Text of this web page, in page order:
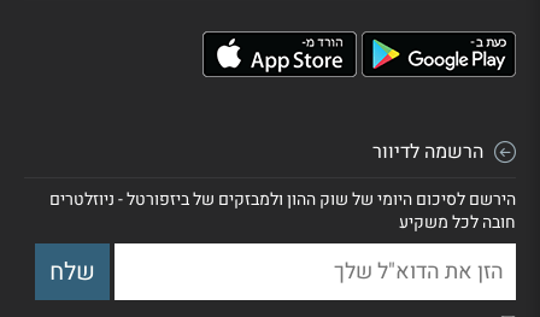
הרשמה לדיוור
הירשם לסיכום היומי של שוק ההון ולמבזקים של ביזפורטל - ניוזלטרים
חובה לכל משקיע